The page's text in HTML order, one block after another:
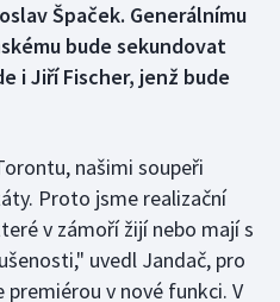
Špaček. Generálnímu
bude sekundovat
i Jiří Fischer, jenž bude
našimi soupeři
Proto jsme realizační
v zámoří žijí nebo mají s
uvedl Jandač, pro
v nové funkci. V